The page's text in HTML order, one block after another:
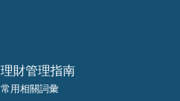
理財管理指南
常用相關詞彙